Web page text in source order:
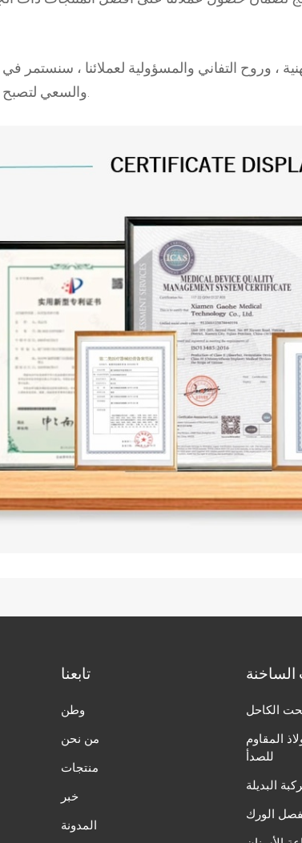
، وروح التفاني والمسؤولية لعملائنا ، سنستمر
تابعنا
وطن
من نحن
منتجات
خبر
المدونة
الساخنة
الكاحل
المقاوم
للصدأ
البديلة
الورك